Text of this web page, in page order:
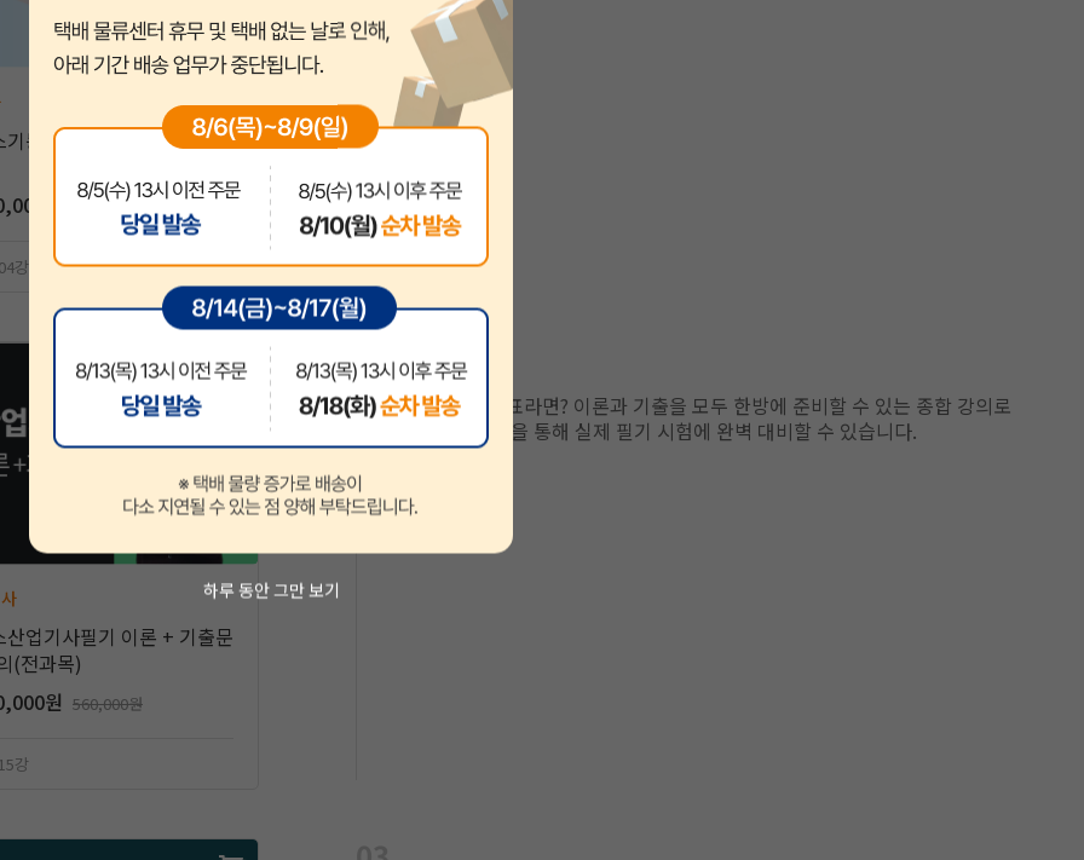
하루 동안 그만 보기
능사 필기대비강의
원 200,000원
강
업기사필기 이론 + 기출문
(전과목)
원 560,000원
강
02
가스산업기사가 목표라면? 이론과 기출을 모두 한방에 준비할 수 있는 종합 강의로
기본 이론부터 기출을 통해 실제 필기 시험에 완벽 대비할 수 있습니다.